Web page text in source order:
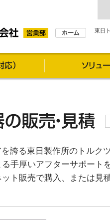
東日
製品一覧（通信販売
誇る東日製作所のトルク
手厚いアフターサポート
ト販売で購入、または見